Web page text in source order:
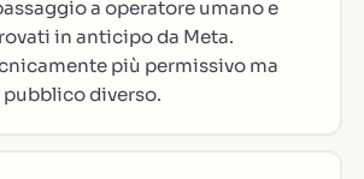
a operatore umano e
in anticipo da Meta.
più permissivo ma
diverso.